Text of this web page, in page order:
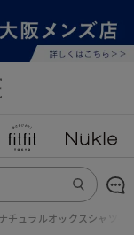
ナチュラルオックスシャツ長